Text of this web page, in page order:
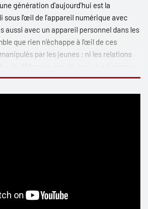
génération d'aujourd'hui est la
sous l'œil de l'appareil numérique avec
aussi avec un appareil personnel dans les
que rien n'échappe à l'œil de ces
par les jeunes : ni les relations
de comprendre les risques liés aux